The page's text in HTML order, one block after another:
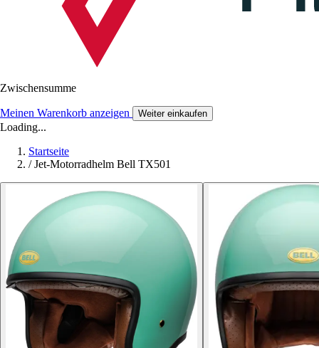
Zwischensumme
Meinen Warenkorb anzeigen Weiter einkaufen
Loading...
Startseite
/ Jet-Motorradhelm Bell TX501